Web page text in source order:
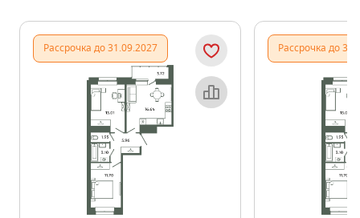
Рассрочка до 31.09.2027
Объект месяца
Рассрочка до